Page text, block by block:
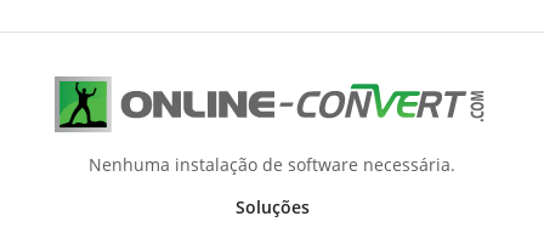
Nenhuma instalação de software necessária.
Soluções